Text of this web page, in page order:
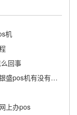
机
回事
在商丘申请银盛支付POS机需要多久 - 银盛pos机有没有激活费用
上办pos